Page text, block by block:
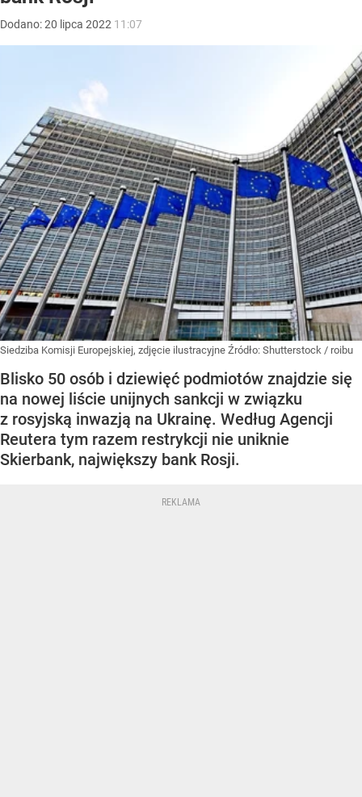
Dodano:20 lipca 2022 11:07
Siedziba Komisji Europejskiej, zdjęcie ilustracyjne Źródło: Shutterstock / roibu
Blisko 50 osób i dziewięć podmiotów znajdzie się
na nowej liście unijnych sankcji w związku
z rosyjską inwazją na Ukrainę. Według Agencji
Reutera tym razem restrykcji nie uniknie
Skierbank, największy bank Rosji.